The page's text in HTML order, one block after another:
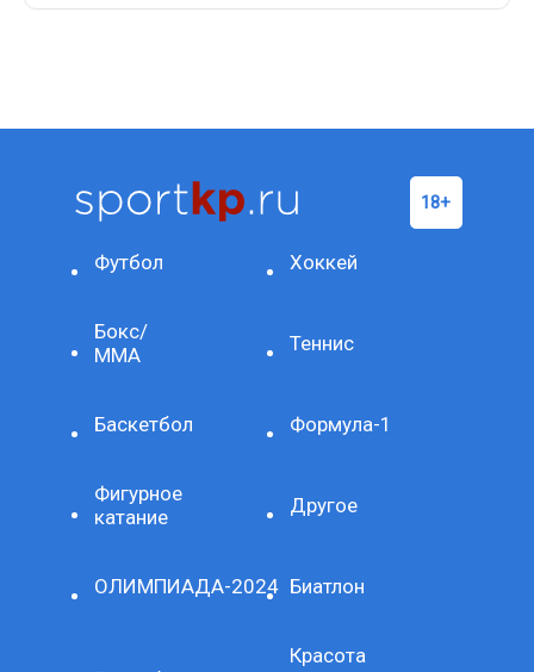
Футбол Хоккей
Бокс/
ММА
Теннис
Баскетбол Формула-1
Фигурное
катание
Другое
ОЛИМПИАДА-2024 Биатлон
Красота